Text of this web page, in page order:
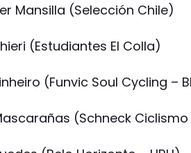
Mansilla (Selección Chile)
(Estudiantes El Colla)
(Funvic Soul Cycling –
(Schneck Ciclismo